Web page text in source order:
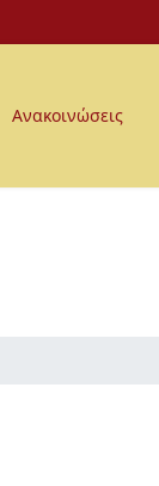
Ανακοινώσεις